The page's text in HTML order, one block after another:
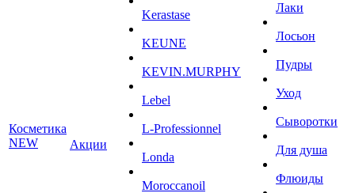
Косметика
NEW
Акции
Kerastase
KEUNE
KEVIN.MURPHY
Lebel
L-Professionnel
Londa
Moroccanoil
Лаки
Лосьон
Пудры
Уход
Сыворотки
Для душа
Флюиды